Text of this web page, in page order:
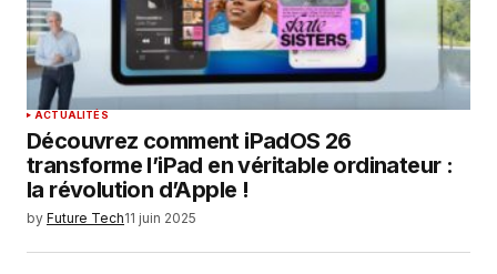
ACTUALITÉS
Découvrez comment iPadOS 26
transforme l’iPad en véritable ordinateur :
la révolution d’Apple !
by Future Tech11 juin 2025